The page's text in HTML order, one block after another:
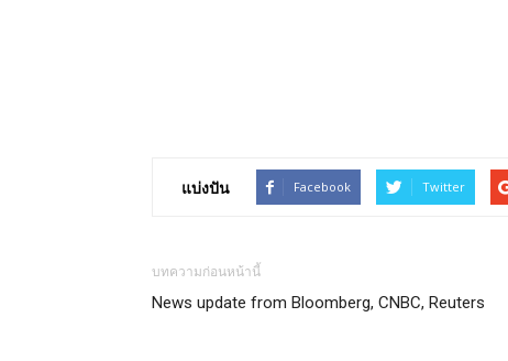
แบ่งปัน Facebook Twitter
บทความก่อนหน้านี้
News update from Bloomberg, CNBC, Reuters